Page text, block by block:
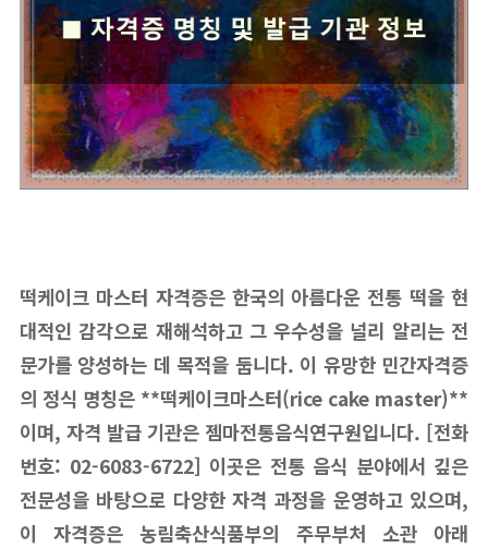
떡케이크 마스터 자격증은 한국의 아름다운 전통 떡을 현
대적인 감각으로 재해석하고 그 우수성을 널리 알리는 전
문가를 양성하는 데 목적을 둡니다. 이 유망한 민간자격증
의 정식 명칭은 **떡케이크마스터(rice cake master)**
이며, 자격 발급 기관은 젬마전통음식연구원입니다. [전화
번호: 02-6083-6722] 이곳은 전통 음식 분야에서 깊은
전문성을 바탕으로 다양한 자격 과정을 운영하고 있으며,
이 자격증은 농림축산식품부의 주무부처 소관 아래